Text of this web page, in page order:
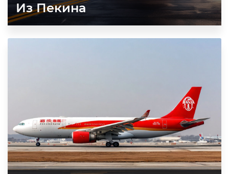
Из Пекина